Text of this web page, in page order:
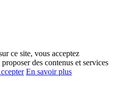
ce site, vous acceptez
des contenus et services
En savoir plus